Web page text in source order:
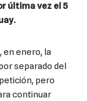
última vez el 5
en enero, la
separado del
pero
continuar